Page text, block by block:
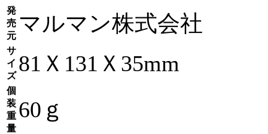
発
売
元 マルマン株式会社
サ
イ
ズ 81Ｘ131Ｘ35mm
個
装
重
量
60ｇ